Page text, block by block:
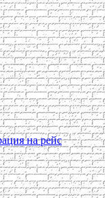
на рейс